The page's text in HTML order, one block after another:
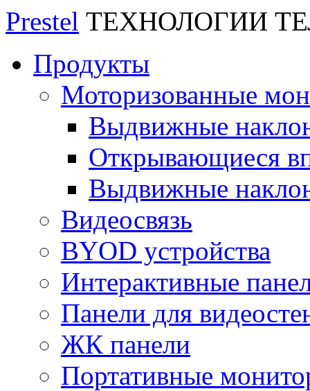
Prestel ТЕХНОЛОГИИ
Продукты
Моторизованные
Выдвижные
Открывающиеся
Выдвижные
Видеосвязь
BYOD устройства
Интерактивные
Панели для
ЖК панели
Портативные